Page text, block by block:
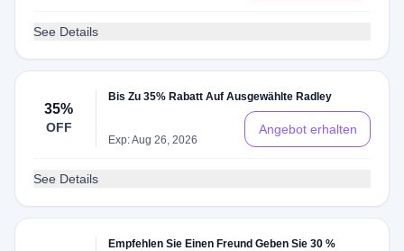
See Details
35%
OFF
Bis Zu 35% Rabatt Auf Ausgewählte Radley
Exp: Aug 26, 2026
Angebot erhalten
See Details
Empfehlen Sie Einen Freund Geben Sie 30 %